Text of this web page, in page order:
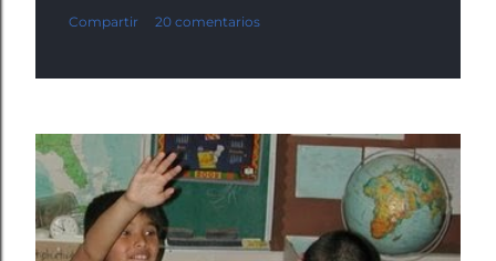
Compartir 20 comentarios